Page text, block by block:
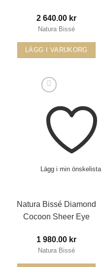
2 640.00 kr
Natura Bissé
LÄGG I VARUKORG
Lägg i min önskelista
Natura Bissé Diamond
Cocoon Sheer Eye
1 980.00 kr
Natura Bissé